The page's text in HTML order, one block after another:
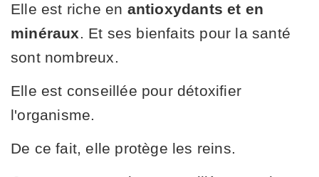
Elle est riche en antioxydants et en
minéraux. Et ses bienfaits pour la santé
sont nombreux.
Elle est conseillée pour détoxifier
l'organisme.
De ce fait, elle protège les reins.